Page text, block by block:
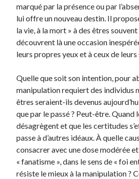
marqué par la présence ou par
lui offre un nouveau destin. Il
la vie, à la mort » à des êtres
découvrent là une occasion
leurs propres yeux et à ceux de
Quelle que soit son intention, pour
manipulation requiert des individus
êtres seraient-ils devenus
que par le passé ? Peut-être. Quand
désagrègent et que les certitudes
passe à d’autres idéaux. À quelle
consacrer avec une dose modérée
« fanatisme », dans le sens de « foi
résiste le mieux à la manipulation ?